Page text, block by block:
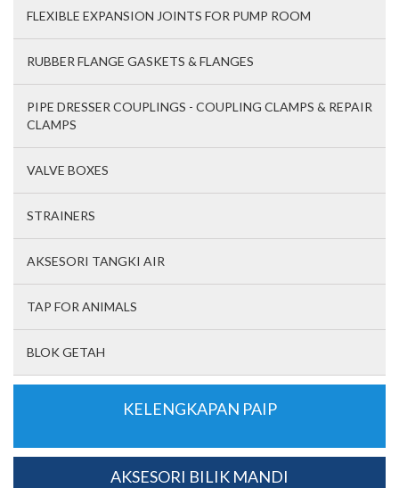
FLEXIBLE EXPANSION JOINTS FOR PUMP ROOM
RUBBER FLANGE GASKETS & FLANGES
PIPE DRESSER COUPLINGS - COUPLING CLAMPS & REPAIR
CLAMPS
VALVE BOXES
STRAINERS
AKSESORI TANGKI AIR
TAP FOR ANIMALS
BLOK GETAH
KELENGKAPAN PAIP
AKSESORI BILIK MANDI